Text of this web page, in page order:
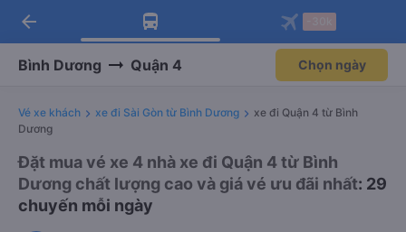
Tải app Vexere ngay!
Nhận ưu đãi thành viên độc
Mở app
Tải app Vexere
-30k/ghế khi đặt vé máy bay qua
Mở app
arrow_back
Bình Dương Quận 4 Chọn ngày
Vé xe khách xe đi Sài Gòn từ Bình Dương
xe đi Quận 4 từ Bình
Dương
Đặt mua vé xe 4 nhà xe đi Quận 4 từ Bình
Dương chất lượng cao và giá vé ưu đãi nhất: 29
chuyến mỗi ngày